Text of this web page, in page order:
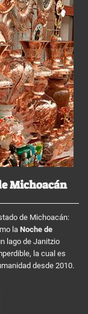
Michoacán
de Michoacán:
la Noche de
lago de Janitzio
la cual es
desde 2010.